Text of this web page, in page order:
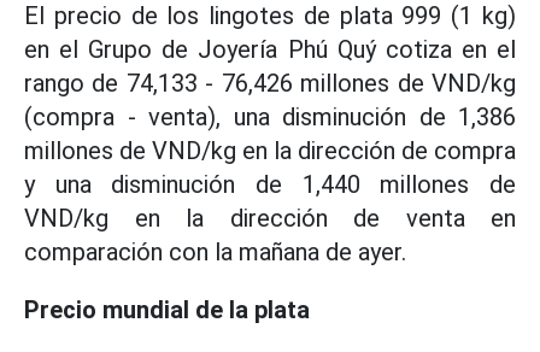
El precio de los lingotes de plata 999 (1 kg)
en el Grupo de Joyería Phú Quý cotiza en el
rango de 74,133 - 76,426 millones de VND/kg
(compra - venta), una disminución de 1,386
millones de VND/kg en la dirección de compra
y una disminución de 1,440 millones de
VND/kg en la dirección de venta en
comparación con la mañana de ayer.
Precio mundial de la plata